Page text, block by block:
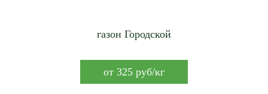
газон Городской
от 325 руб/кг